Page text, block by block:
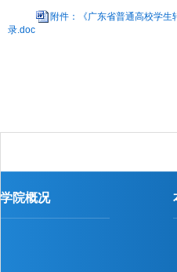
附件：《广东省普通高校学生
录.doc
学院概况